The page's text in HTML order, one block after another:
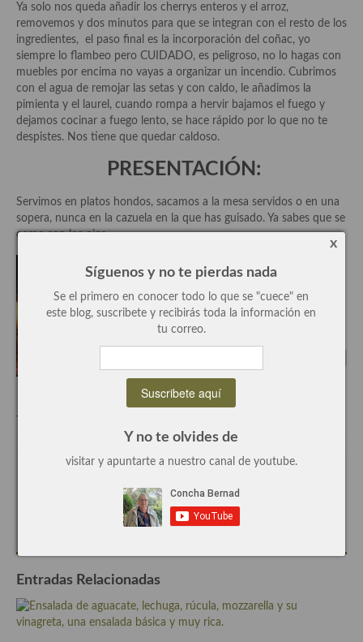
Carne
Pescado y Marisco
Postres y dulces
Postres con frutas
Quesos, recetas
Salazones y encurtidos
Recetas Especiales
Recetas maridadas con los mejores AOVES
Recetas de fiesta, Navidad y días señalados
Resumen tematicos de recetas
Cocinas del mundo
Cocina Brasileña
Cocina colombiana
Cocina de Estados Unidos
Ya solo nos queda añadir los cherrys enteros y el arroz,
removemos y dos minutos para que se integran con el resto de los
ingredientes, el paso final es la incorporación del coñac, yo
siempre lo flambeo pero CUIDADO, es peligroso, no lo hagas con
muebles por encima no vayas a organizar un incendio. Cubrimos
con el agua de remojar las setas y con caldo, le añadimos la
pimienta y el laurel, cuando rompa a hervir bajamos el fuego y
dejamos cocinar a fuego lento, se hace rápido por lo que no te
despistes. Nos tiene que quedar caldoso.
PRESENTACIÓN:
Servimos en platos hondos, sacamos a la mesa servidos o en una
sopera, nunca en la cazuela en la que has guisado. Ya sabes que se
come con los ojos.
Periodista, blogger y cocinera de este blog.
Entradas Relacionadas
x
Síguenos y no te pierdas nada
Se el primero en conocer todo lo que se "cuece" en
este blog, suscribete y recibirás toda la información en
tu correo.
Y no te olvides de
visitar y apuntarte a nuestro canal de youtube.